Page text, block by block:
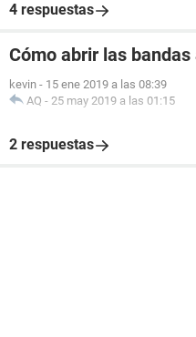
4 respuestas
Cómo abrir las
kevin - 15 ene 2019 a las 08:39
AQ - 25 may 2019 a las 01:15
2 respuestas